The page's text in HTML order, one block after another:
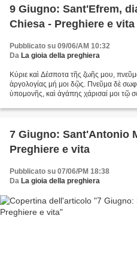
9 Giugno: Sant'Efrem,
Chiesa - Preghiere e vita
Pubblicato su 09/06/AM 10:32
Da La gioia della preghiera
Κύριε καὶ Δέσποτα τῆς ζωῆς μου,
ἀργολογίας μή μοι δῷς. Πνεῦμα δὲ
ὑπομονῆς, καὶ ἀγάπης χάρισαί μοι τῷ
7 Giugno: Sant'Antonio
Preghiere e vita
Pubblicato su 07/06/PM 18:38
Da La gioia della preghiera